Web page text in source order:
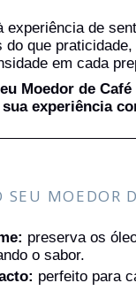
experiência de
que
em cada
Moedor de
experiência
SEU MOEDOR
preserva os
o sabor.
perfeito para